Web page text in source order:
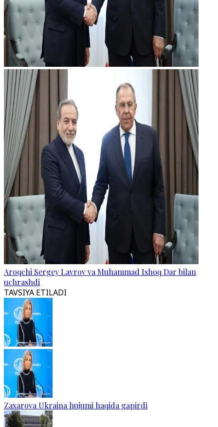
Aroqchi Sergey Lavrov va Muhammad Ishoq Dar bilan
uchrashdi
TAVSIYA ETILADI
Zaxarova Ukraina hujumi haqida gapirdi